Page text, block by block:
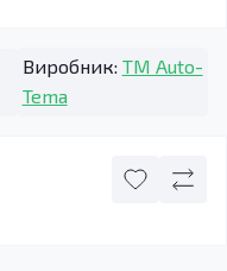
Виробник: TM Auto-
Tema